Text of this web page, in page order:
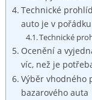
Technické
auto je v pořádku
Technické
Ocenění a
víc, než je
Výběr vhodného
bazarového auta